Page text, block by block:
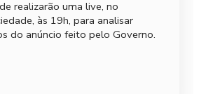
realizarão uma live, no
às 19h, para analisar
do anúncio feito pelo Governo.